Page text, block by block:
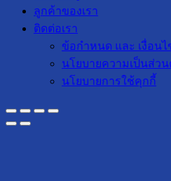
ลูกค้าของเรา
ติดต่อเรา
ข้อกำหนด และ เงื่อนไ
นโยบายความเป็นส่ว
นโยบายการใช้คุกกี้